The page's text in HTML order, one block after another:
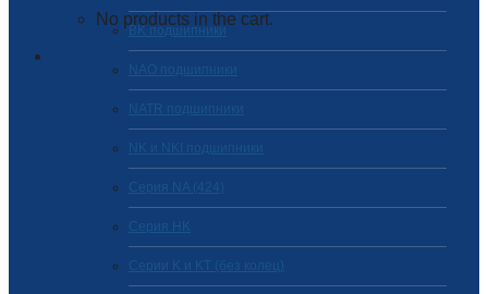
No products in the cart.
BK подшипники
NAO подшипники
NATR подшипники
NK и NKI подшипники
Серия NA (424)
Cерия HK
Серии K и KT (без колец)